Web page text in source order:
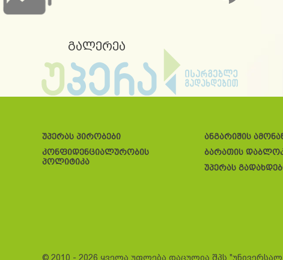
გალერეა
უპერას პირობები
კონფიდენციალურობის
პოლიტიკა
ანგარიშის
ბარათის
უპერას
© 2010 - 2026 ყველა უფლება დაცულია შპს